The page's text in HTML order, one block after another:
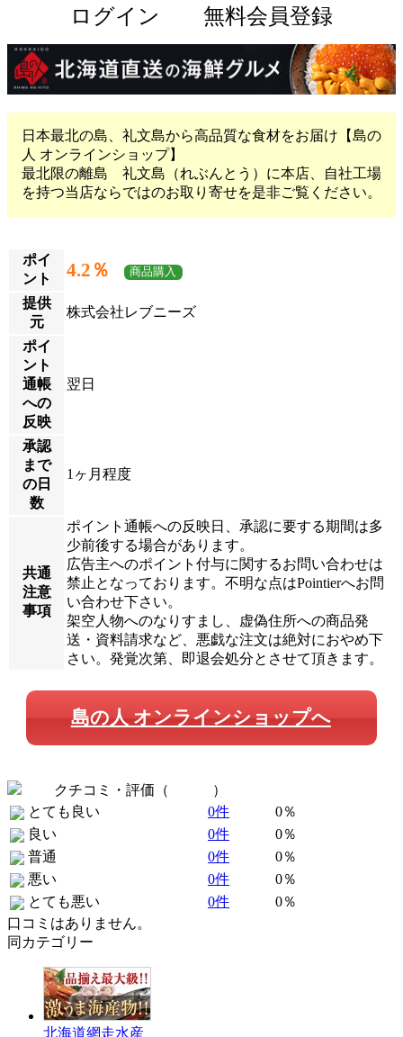
ログイン 無料会員登録
日本最北の島、礼文島から高品質な食材をお届け【島の
人 オンラインショップ】
最北限の離島 礼文島（れぶんとう）に本店、自社工場
を持つ当店ならではのお取り寄せを是非ご覧ください。
ポイ
ント
4.2％ 商品購入
提供
元
株式会社レブニーズ
ポイ
ント
通帳
への
反映
翌日
承認
まで
の日
数
1ヶ月程度
共通
注意
事項
ポイント通帳への反映日、承認に要する期間は多
少前後する場合があります。
広告主へのポイント付与に関するお問い合わせは
禁止となっております。不明な点はPointierへお問
い合わせ下さい。
架空人物へのなりすまし、虚偽住所への商品発
送・資料請求など、悪戯な注文は絶対におやめ下
さい。発覚次第、即退会処分とさせて頂きます。
島の人 オンラインショップへ
クチコミ・評価（
）
とても良い
0件
0％
良い
0件
0％
普通
0件
0％
悪い
0件
0％
とても悪い
0件
0％
口コミはありません。
同カテゴリー
北海道網走水産